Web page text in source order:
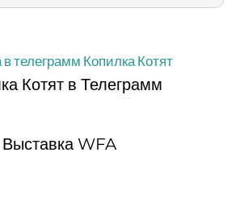
Котят в Телеграмм
Выставка WFA